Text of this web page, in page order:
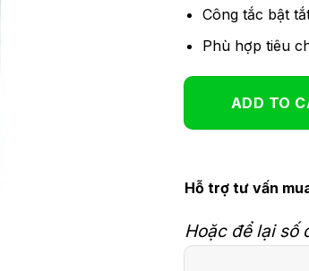
Công tắc bật
Phù hợp tiêu
ADD TO
Hỗ trợ tư vấn
Hoặc để lại số